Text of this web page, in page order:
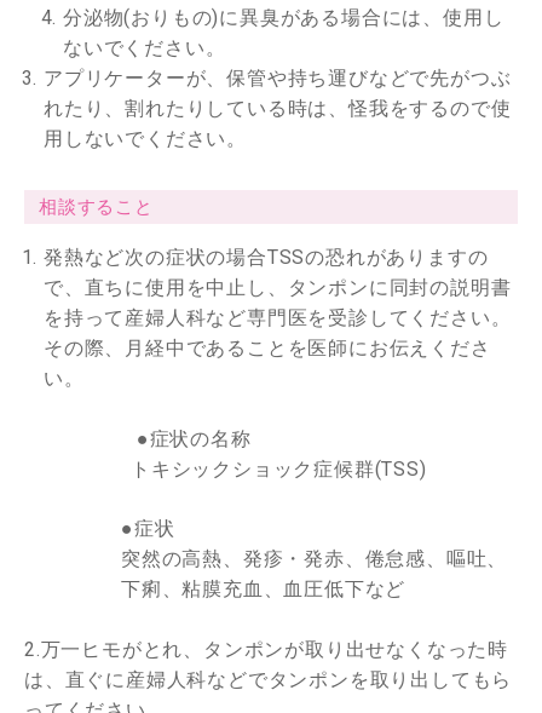
分泌物(おりもの)に異臭がある場合には、使用し
ないでください。
アプリケーターが、保管や持ち運びなどで先がつぶ
れたり、割れたりしている時は、怪我をするので使
用しないでください。
相談すること
発熱など次の症状の場合TSSの恐れがありますの
で、直ちに使用を中止し、タンポンに同封の説明書
を持って産婦人科など専門医を受診してください。
その際、月経中であることを医師にお伝えくださ
い。
●症状の名称
トキシックショック症候群(TSS)
●症状
突然の高熱、発疹・発赤、倦怠感、嘔吐、
下痢、粘膜充血、血圧低下など
2.万一ヒモがとれ、タンポンが取り出せなくなった時
は、直ぐに産婦人科などでタンポンを取り出してもら